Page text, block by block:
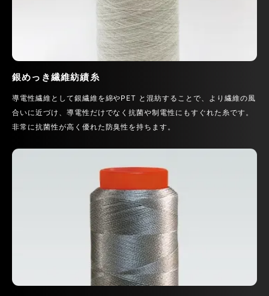
銀めっき繊維紡績糸
導電性繊維として銀繊維を綿やPET と混紡することで、より繊維の風
合いに近づけ、導電性だけでなく抗菌や制電性にもすぐれた糸です。
非常に抗菌性が高く優れた防臭性を持ちます。